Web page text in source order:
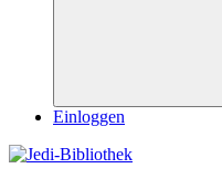
Einloggen